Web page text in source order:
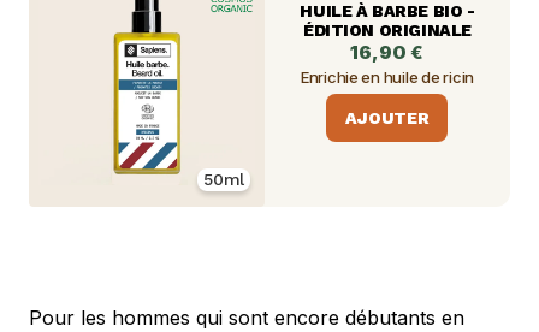
50ml
HUILE À BARBE BIO -
ÉDITION ORIGINALE
16,90 €
Enrichie en huile de ricin
AJOUTER
Pour les hommes qui sont encore débutants en